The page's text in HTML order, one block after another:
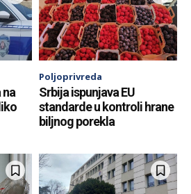
na
Poljoprivreda
Srbija ispunjava EU
standarde u kontroli hrane
biljnog porekla